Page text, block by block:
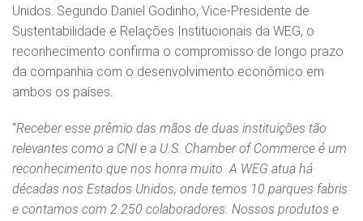
Unidos. Segundo Daniel Godinho, Vice-Presidente de
Sustentabilidade e Relações Institucionais da WEG, o
reconhecimento confirma o compromisso de longo prazo
da companhia com o desenvolvimento econômico em
ambos os países.
“Receber esse prêmio das mãos de duas instituições tão
relevantes como a CNI e a U.S. Chamber of Commerce é um
reconhecimento que nos honra muito. A WEG atua há
décadas nos Estados Unidos, onde temos 10 parques fabris
e contamos com 2.250 colaboradores. Nossos produtos e